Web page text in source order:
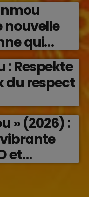
nouvelle
qui
émotions
: Respekte
du respect
» (2026) :
et